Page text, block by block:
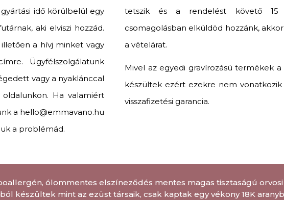
idő körülbelül egy
aki elviszi hozzád.
a hívj minket vagy
Ügyfélszolgálatunk
vagy a nyaklánccal
Ha valamiért
a hello@emmavano.hu
a problémád.
tetszik és a rendelést követő 15
csomagolásban elküldöd hozzánk,
a vételárat.
Mivel az egyedi gravírozású termékek
készültek ezért ezekre nem vonatkozik
visszafizetési garancia.
ólommentes elszíneződés mentes magas tisztaságú
készültek mint az ezüst társaik, csak kaptak egy vékony 18K